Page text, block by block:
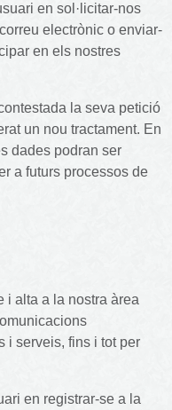
en sol·licitar-nos
electrònic o enviar-
en els nostres
la seva petició
un nou tractament. En
dades podran ser
a futurs processos de
i alta a la nostra àrea
i serveis, fins i tot per
en registrar-se a la